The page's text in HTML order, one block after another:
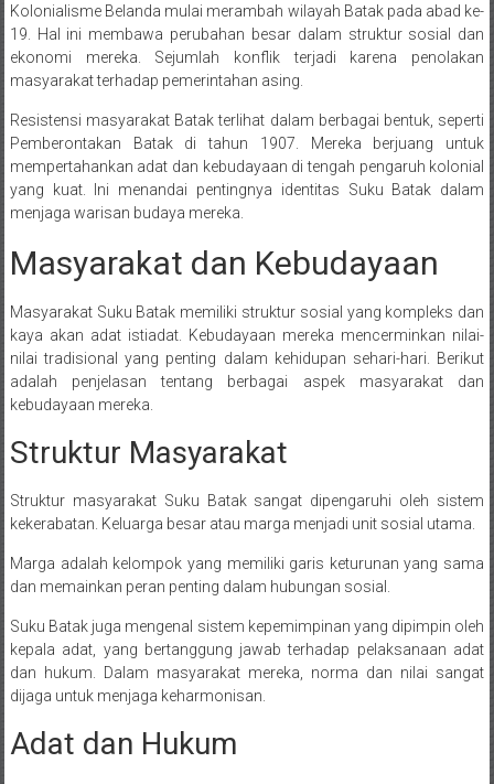
Kolonialisme Belanda mulai merambah wilayah Batak pada abad ke-
19. Hal ini membawa perubahan besar dalam struktur sosial dan
ekonomi mereka. Sejumlah konflik terjadi karena penolakan
masyarakat terhadap pemerintahan asing.
Resistensi masyarakat Batak terlihat dalam berbagai bentuk, seperti
Pemberontakan Batak di tahun 1907. Mereka berjuang untuk
mempertahankan adat dan kebudayaan di tengah pengaruh kolonial
yang kuat. Ini menandai pentingnya identitas Suku Batak dalam
menjaga warisan budaya mereka.
Masyarakat dan Kebudayaan
Masyarakat Suku Batak memiliki struktur sosial yang kompleks dan
kaya akan adat istiadat. Kebudayaan mereka mencerminkan nilai-
nilai tradisional yang penting dalam kehidupan sehari-hari. Berikut
adalah penjelasan tentang berbagai aspek masyarakat dan
kebudayaan mereka.
Struktur Masyarakat
Struktur masyarakat Suku Batak sangat dipengaruhi oleh sistem
kekerabatan. Keluarga besar atau marga menjadi unit sosial utama.
Marga adalah kelompok yang memiliki garis keturunan yang sama
dan memainkan peran penting dalam hubungan sosial.
Suku Batak juga mengenal sistem kepemimpinan yang dipimpin oleh
kepala adat, yang bertanggung jawab terhadap pelaksanaan adat
dan hukum. Dalam masyarakat mereka, norma dan nilai sangat
dijaga untuk menjaga keharmonisan.
Adat dan Hukum